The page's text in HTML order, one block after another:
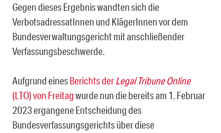
Gegen dieses Ergebnis wandten sich die
VerbotsadressatInnen und KlägerInnen vor dem
Bundesverwaltungsgericht mit anschließender
Verfassungsbeschwerde.
Aufgrund einesBerichts derLegal Tribune Online
(LTO) von Freitagwurde nun die be­reits am 1. Februar
2023 ergangene Entscheidung des
Bundesverfassungsgerichts über diese